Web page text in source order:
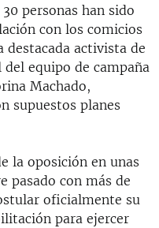
personas han sido
con los comicios
destacada activista de
equipo de campaña
Machado,
supuestos planes
la oposición en unas
pasado con más de
oficialmente su
para ejercer